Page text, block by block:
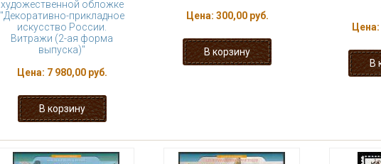
художественной обложке
"Декоративно-прикладное
искусство России.
Витражи (2-ая форма
выпуска)"
Цена: 7 980,00 руб.
Цена: 300,00 руб.
Цена: